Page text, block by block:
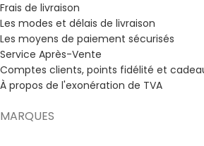
Frais de livraison
Les modes et délais de livraison
Les moyens de paiement sécurisés
Service Après-Vente
Comptes clients, points fidélité et
À propos de l'exonération de TVA
MARQUES